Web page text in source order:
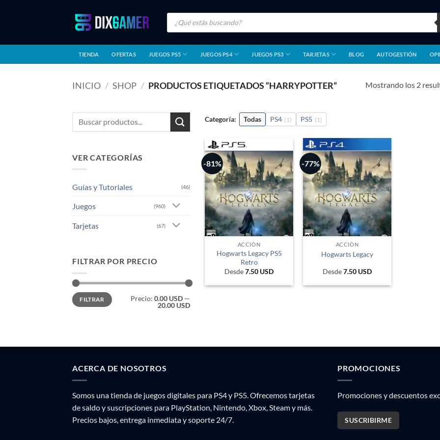
Búsqueda
productos
TIENDA OFERTAS JUEGOS PS5 JUEGOS PS4 JUEGOS PS3 TARJETAS BLOG AUTOGESTIÓN
INICIO / SHOP / PRODUCTOS ETIQUETADOS “HARRYPOTTER” Mostrando los 2
Buscar
por:
VER CATEGORÍAS
Guías y Tutoriales (46)
Juegos (960)
Tarjetas (67)
FILTRAR POR PRECIO
Precio
mínimo
Precio
máximo
FILTRAR Precio: 0.00 USD —
20.00 USD
Categoría: Todas PS4 (1) PS5 (1)
-81%
ACCIÓN
Hogwarts Legacy PS5
Retro
Desde7.50 USD
-77%
ACCIÓN
Hogwarts Legacy
Desde7.50 USD
ACERCA DE NOSOTROS
Somos una tienda de juegos digitales para PS4 y PS5. Ofrecemos tarjetas
de saldo y suscripciones para PlayStation, Nintendo, Xbox, Steam y más.
Precios bajos, entrega inmediata y soporte 24/7.
PROMOCIONES
Promociones y descuentos
SUSCRIBIRME